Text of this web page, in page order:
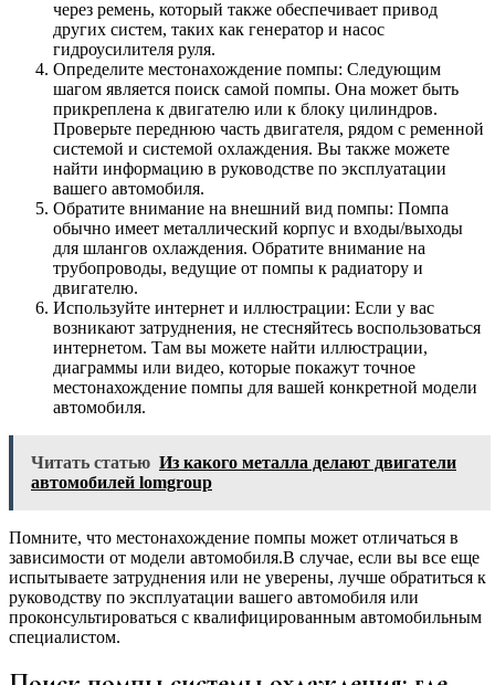
через ремень, который также обеспечивает привод
других систем, таких как генератор и насос
гидроусилителя руля.
Определите местонахождение помпы: Следующим
шагом является поиск самой помпы. Она может быть
прикреплена к двигателю или к блоку цилиндров.
Проверьте переднюю часть двигателя, рядом с ременной
системой и системой охлаждения. Вы также можете
найти информацию в руководстве по эксплуатации
вашего автомобиля.
Обратите внимание на внешний вид помпы: Помпа
обычно имеет металлический корпус и входы/выходы
для шлангов охлаждения. Обратите внимание на
трубопроводы, ведущие от помпы к радиатору и
двигателю.
Используйте интернет и иллюстрации: Если у вас
возникают затруднения, не стесняйтесь воспользоваться
интернетом. Там вы можете найти иллюстрации,
диаграммы или видео, которые покажут точное
местонахождение помпы для вашей конкретной модели
автомобиля.
Читать статью Из какого металла делают двигатели
автомобилей lomgroup
Помните, что местонахождение помпы может отличаться в
зависимости от модели автомобиля.В случае, если вы все еще
испытываете затруднения или не уверены, лучше обратиться к
руководству по эксплуатации вашего автомобиля или
проконсультироваться с квалифицированным автомобильным
специалистом.